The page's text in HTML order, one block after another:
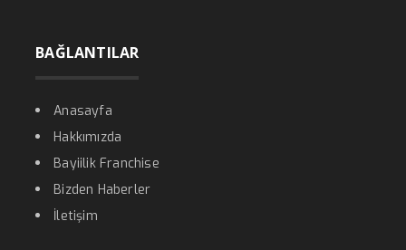
BAĞLANTILAR
Anasayfa
Hakkımızda
Bayiilik Franchise
Bizden Haberler
İletişim